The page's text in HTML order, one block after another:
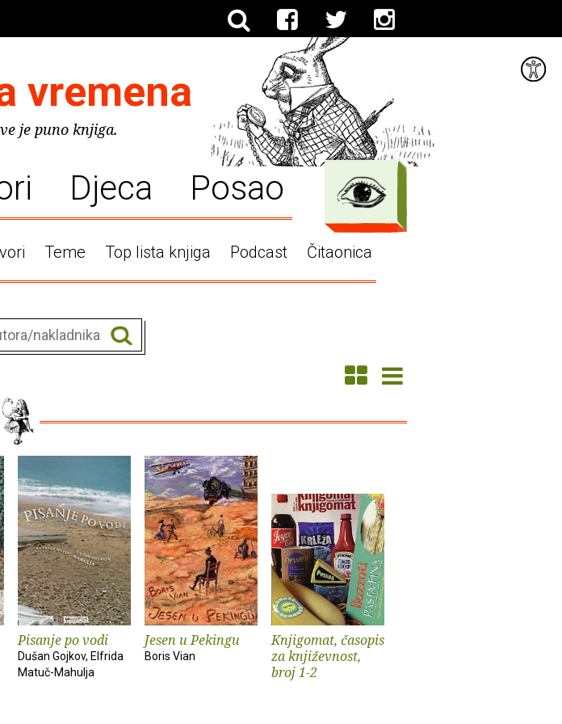
vremena
je puno knjiga.
Djeca Posao
Teme Top lista knjiga Podcast Čitaonica
Pisanje po vodi
Dušan Gojkov, Elfrida
Matuč-Mahulja
Jesen u Pekingu
Boris Vian
Knjigomat, časopis
za književnost,
broj 1-2